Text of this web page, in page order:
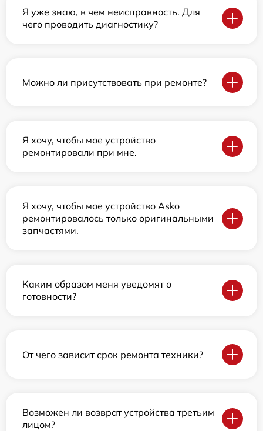
Я уже знаю, в чем неисправность. Для
чего проводить диагностику?
Можно ли присутствовать при ремонте?
Я хочу, чтобы мое устройство
ремонтировали при мне.
Я хочу, чтобы мое устройство Asko
ремонтировалось только оригинальными
запчастями.
Каким образом меня уведомят о
готовности?
От чего зависит срок ремонта техники?
Возможен ли возврат устройства третьим
лицом?